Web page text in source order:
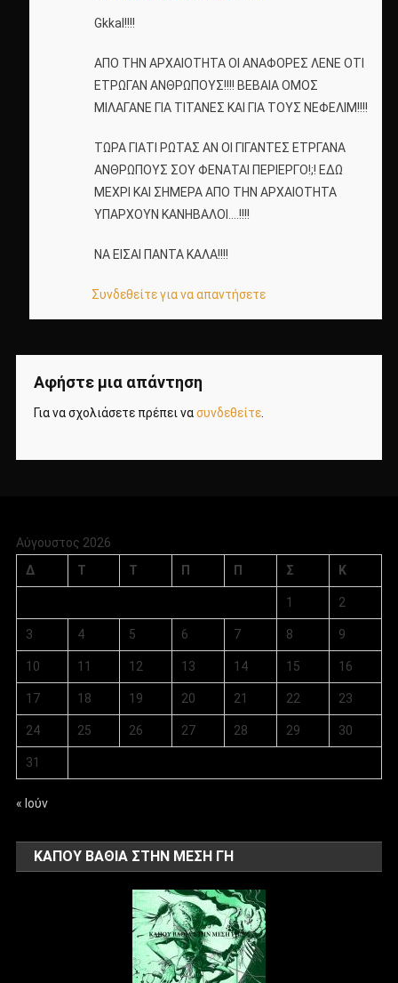
Gkkal!!!!
ΑΠΟ ΤΗΝ ΑΡΧΑΙΟΤΗΤΑ ΟΙ ΑΝΑΦΟΡΕΣ ΛΕΝΕ ΟΤΙ
ΕΤΡΩΓΑΝ ΑΝΘΡΩΠΟΥΣ!!!! ΒΕΒΑΙΑ ΟΜΟΣ
ΜΙΛΑΓΑΝΕ ΓΙΑ ΤΙΤΑΝΕΣ ΚΑΙ ΓΙΑ ΤΟΥΣ ΝΕΦΕΛΙΜ!!!!
ΤΩΡΑ ΓΙΑΤΙ ΡΩΤΑΣ ΑΝ ΟΙ ΓΙΓΑΝΤΕΣ ΕΤΡΓΑΝΑ
ΑΝΘΡΩΠΟΥΣ ΣΟΥ ΦΕΝΑΤΑΙ ΠΕΡΙΕΡΓΟ!;! ΕΔΩ
ΜΕΧΡΙ ΚΑΙ ΣΗΜΕΡΑ ΑΠΟ ΤΗΝ ΑΡΧΑΙΟΤΗΤΑ
ΥΠΑΡΧΟΥΝ ΚΑΝΗΒΑΛΟΙ….!!!!
ΝΑ ΕΙΣΑΙ ΠΑΝΤΑ ΚΑΛΑ!!!!
Συνδεθείτε για να απαντήσετε
Αφήστε μια απάντηση
Για να σχολιάσετε πρέπει νασυνδεθείτε.
Αύγουστος 2026
Δ
Τ Τ Π Π Σ Κ
1 2
3 4 5 6 7 8 9
10 11 12 13 14 15 16
17 18 19 20 21 22 23
24 25 26 27 28 29 30
31
« Ιούν
ΚΑΠΟΥ ΒΑΘΙΑ ΣΤΗΝ ΜΕΣΗ ΓΗ